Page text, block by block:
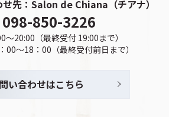
先： Salon de Chiana（チアナ）
098-850-3226
～20:00（最終受付 19:00まで）
00～18：00（最終受付前日まで）
い合わせはこちら